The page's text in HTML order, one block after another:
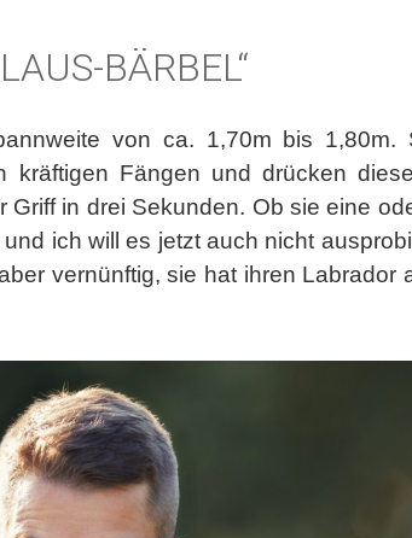
BÄRBEL“
von ca. 1,70m bis 1,80m.
Fängen und drücken
in drei Sekunden. Ob sie eine
ich will es jetzt auch nicht
vernünftig, sie hat ihren Labrador